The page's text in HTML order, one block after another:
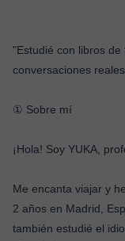
"Estudié con libros
conversaciones
① Sobre mí
¡Hola! Soy YUKA,
Me encanta viajar y
2 años en Madrid,
también estudié el